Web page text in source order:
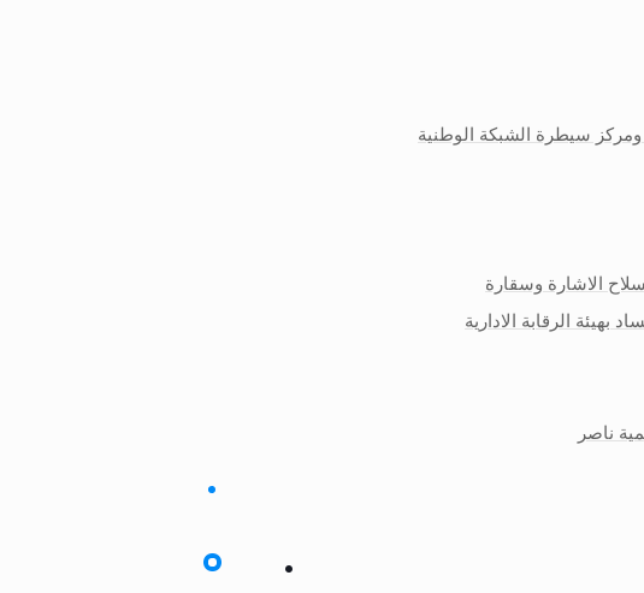
ومركز سيطرة الشبكة الوطنية
الاشارة وسقارة
بهيئة الرقابة الادارية
ناصر
.